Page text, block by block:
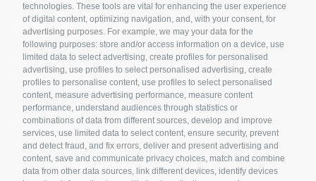
technologies. These tools are vital for enhancing the user experience
of digital content, optimizing navigation, and, with your consent, for
advertising purposes. For example, we may your data for the
following purposes: store and/or access information on a device, use
limited data to select advertising, create profiles for personalised
advertising, use profiles to select personalised advertising, create
profiles to personalise content, use profiles to select personalised
content, measure advertising performance, measure content
performance, understand audiences through statistics or
combinations of data from different sources, develop and improve
services, use limited data to select content, ensure security, prevent
and detect fraud, and fix errors, deliver and present advertising and
content, save and communicate privacy choices, match and combine
data from other data sources, link different devices, identify devices
ROVIGO
Viale della Cooperazione, 3
45100 Rovigo - Italy
PALERMO
Via Marchese di Villabianca, 3
90143 Palermo - Italy